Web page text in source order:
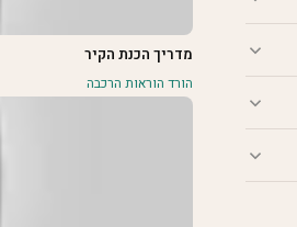
מדריך הכנת הקיר
הורד הוראות הרכבה